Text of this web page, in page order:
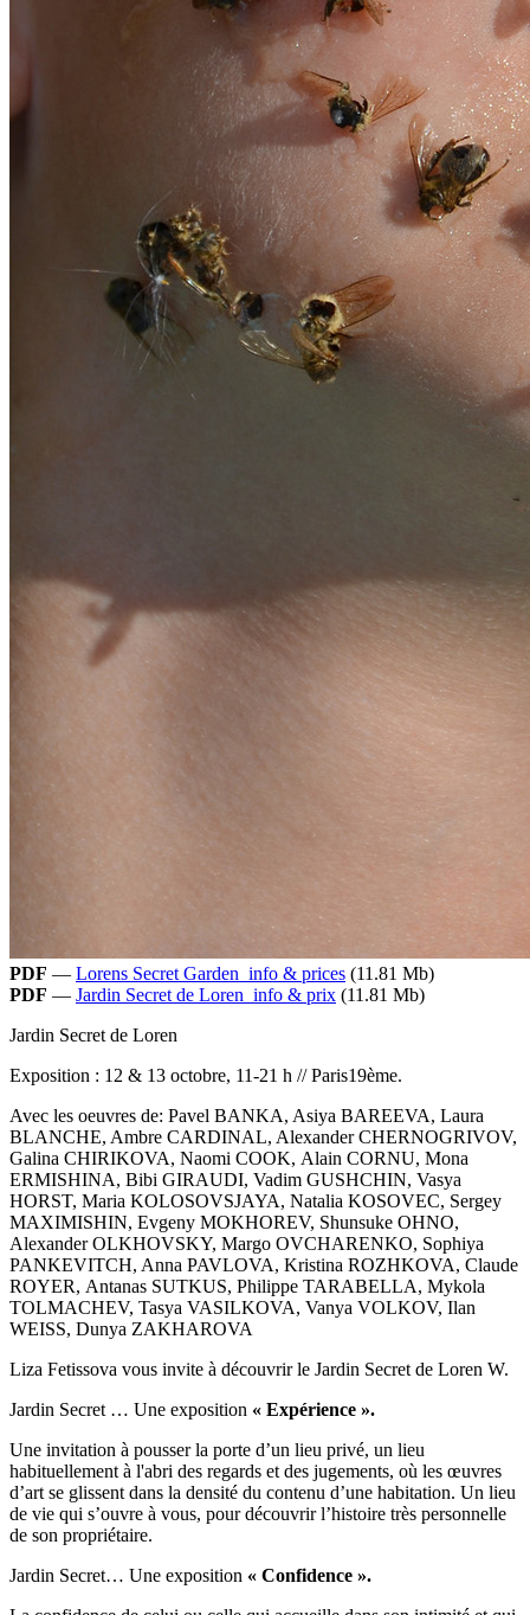
PDF — Lorens Secret Garden_info & prices (11.81 Mb)
PDF — Jardin Secret de Loren_info & prix (11.81 Mb)
Jardin Secret de Loren
Exposition : 12 & 13 octobre, 11-21 h // Paris19ème.
Avec les oeuvres de: Pavel BANKA, Asiya BAREEVA, Laura
BLANCHE, Ambre CARDINAL, Alexander CHERNOGRIVOV,
Galina CHIRIKOVA, Naomi COOK, Alain CORNU, Mona
ERMISHINA, Bibi GIRAUDI, Vadim GUSHCHIN, Vasya
HORST, Maria KOLOSOVSJAYA, Natalia KOSOVEC, Sergey
MAXIMISHIN, Evgeny MOKHOREV, Shunsuke OHNO,
Alexander OLKHOVSKY, Margo OVCHARENKO, Sophiya
PANKEVITCH, Anna PAVLOVA, Kristina ROZHKOVA, Claude
ROYER, Antanas SUTKUS, Philippe TARABELLA, Mykola
TOLMACHEV, Tasya VASILKOVA, Vanya VOLKOV, Ilan
WEISS, Dunya ZAKHAROVA
Liza Fetissova vous invite à découvrir le Jardin Secret de Loren W.
Jardin Secret … Une exposition « Expérience ».
Une invitation à pousser la porte d’un lieu privé, un lieu
habituellement à l'abri des regards et des jugements, où les œuvres
d’art se glissent dans la densité du contenu d’une habitation. Un lieu
de vie qui s’ouvre à vous, pour découvrir l’histoire très personnelle
de son propriétaire.
Jardin Secret… Une exposition « Confidence ».